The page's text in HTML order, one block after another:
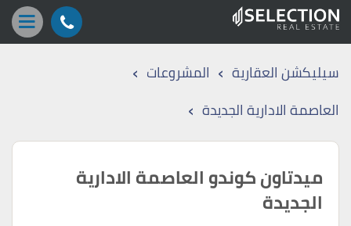
سيليكشن العقارية › المشروعات ›
العاصمة الادارية الجديدة ›
ميدتاون كوندو العاصمة الادارية
الجديدة